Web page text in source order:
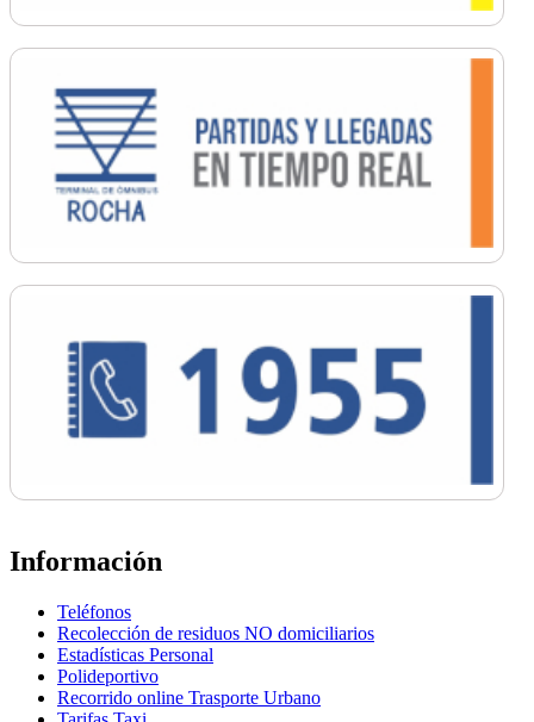
Información
Teléfonos
Recolección de residuos NO domiciliarios
Estadísticas Personal
Polideportivo
Recorrido online Trasporte Urbano